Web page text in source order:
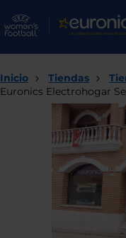
Inicio Tiendas
Euronics Electrohogar